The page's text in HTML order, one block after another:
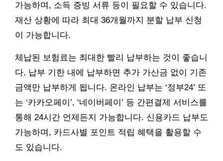
가능하며, 소득 증빙 서류 등이 필요할 수 있습니다.
재산 상황에 따라 최대 36개월까지 분할 납부 신청
이 가능합니다.
체납된 보험료는 최대한 빨리 납부하는 것이 좋습니
다. 납부 기한 내에 납부하면 추가 가산금 없이 기존
금액만 납부하게 됩니다. 온라인 납부는 ‘정부24’ 또
는 ‘카카오페이’, ‘네이버페이’ 등 간편결제 서비스를
통해 24시간 언제든지 가능합니다. 신용카드 납부도
가능하며, 카드사별 포인트 적립 혜택을 활용할 수
도 있습니다.